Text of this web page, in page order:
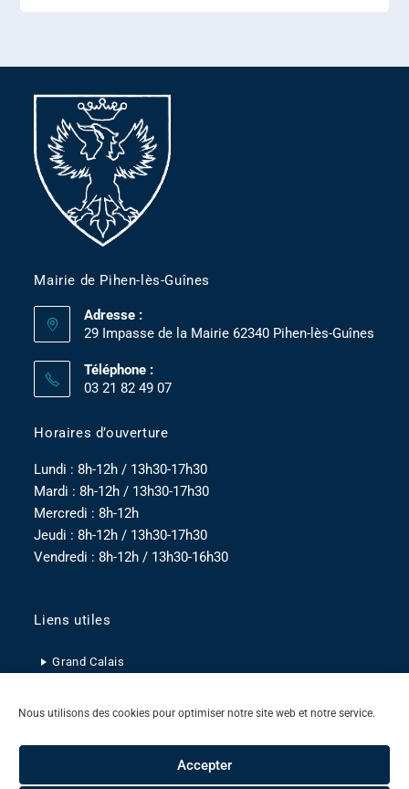
Nous utilisons des cookies pour optimiser notre site web et notre service.
Accepter
Mairie de Pihen-lès-Guînes
Adresse :
29 Impasse de la Mairie 62340 Pihen-lès-Guînes
Téléphone :
03 21 82 49 07
Horaires d’ouverture
Lundi : 8h-12h / 13h30-17h30
Mardi : 8h-12h / 13h30-17h30
Mercredi : 8h-12h
Jeudi : 8h-12h / 13h30-17h30
Vendredi : 8h-12h / 13h30-16h30
Liens utiles
Grand Calais